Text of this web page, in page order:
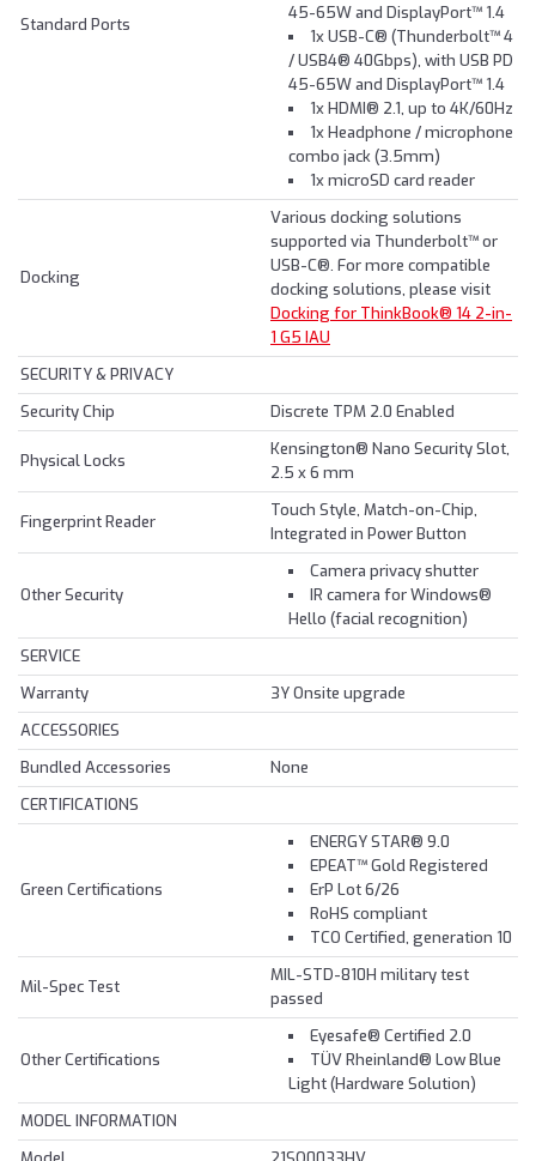
Standard Ports
45-65W and DisplayPort™ 1.4
1x USB-C® (Thunderbolt™ 4
/ USB4® 40Gbps), with USB PD
45-65W and DisplayPort™ 1.4
1x HDMI® 2.1, up to 4K/60Hz
1x Headphone / microphone
combo jack (3.5mm)
1x microSD card reader
Docking
Various docking solutions
supported via Thunderbolt™ or
USB-C®. For more compatible
docking solutions, please visit
Docking for ThinkBook® 14 2-in-
1 G5 IAU
SECURITY & PRIVACY
Security Chip
Discrete TPM 2.0 Enabled
Physical Locks
Kensington® Nano Security Slot,
2.5 x 6 mm
Fingerprint Reader
Touch Style, Match-on-Chip,
Integrated in Power Button
Other Security
Camera privacy shutter
IR camera for Windows®
Hello (facial recognition)
SERVICE
Warranty
3Y Onsite upgrade
ACCESSORIES
Bundled Accessories
None
CERTIFICATIONS
Green Certifications
ENERGY STAR® 9.0
EPEAT™ Gold Registered
ErP Lot 6/26
RoHS compliant
TCO Certified, generation 10
Mil-Spec Test
MIL-STD-810H military test
passed
Other Certifications
Eyesafe® Certified 2.0
TÜV Rheinland® Low Blue
Light (Hardware Solution)
MODEL INFORMATION